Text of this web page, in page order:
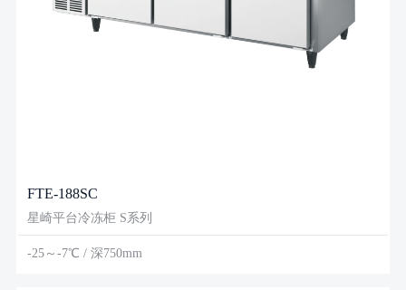
FTE-188SC
星崎平台冷冻柜 S系列
-25～-7℃ / 深750mm